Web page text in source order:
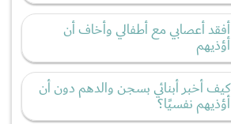
أفقد أعصابي مع أطفالي وأخاف أن
أؤذيهم
كيف أخبر أبنائي بسجن والدهم دون أن
أؤذيهم نفسيًا؟